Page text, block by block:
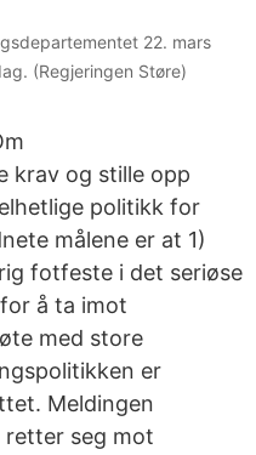
22. mars
(Regjeringen Støre)
krav og stille opp
politikk for
målene er at 1)
fotfeste i det seriøse
å ta imot
med store
er
Meldingen
retter seg mot